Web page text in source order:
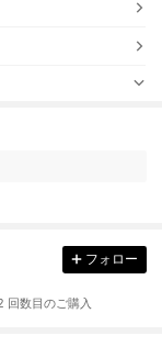
フォロー
回数目のご購入